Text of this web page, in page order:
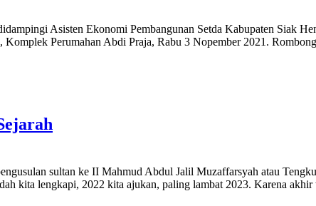
Asisten Ekonomi Pembangunan Setda Kabupaten Siak
Perumahan Abdi Praja, Rabu 3 Nopember 2021.
sultan ke II Mahmud Abdul Jalil Muzaffarsyah atau
kita lengkapi, 2022 kita ajukan, paling lambat 2023. Karena